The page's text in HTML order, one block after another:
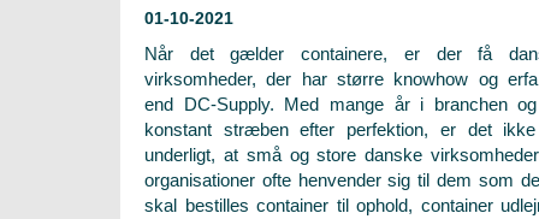
01-10-2021
Når det gælder containere, er der få
virksomheder, der har større knowhow og
end DC-Supply. Med mange år i branchen
konstant stræben efter perfektion, er det
underligt, at små og store danske
organisationer ofte henvender sig til dem som
skal bestilles container til ophold, container